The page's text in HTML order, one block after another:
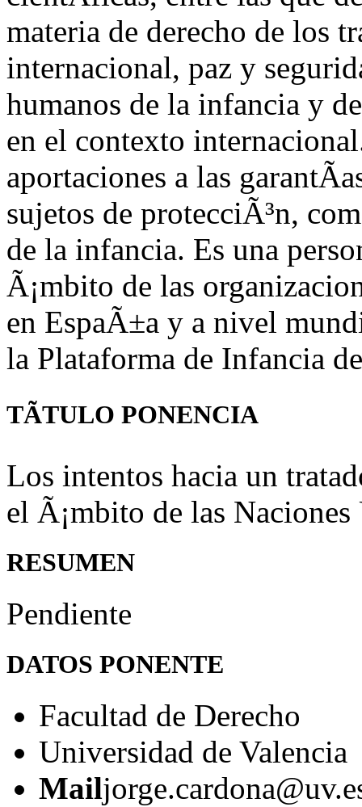
materia de derecho de los
internacional, paz y
humanos de la infancia y
en el contexto
aportaciones a las
sujetos de protecciÃ³n,
de la infancia. Es una
Ã¡mbito de las
en EspaÃ±a y a nivel
la Plataforma de Infancia
TÃTULO PONENCIA
Los intentos hacia un
el Ã¡mbito de las Naciones
RESUMEN
Pendiente
DATOS PONENTE
Facultad de Derecho
Universidad de Valencia
Mail